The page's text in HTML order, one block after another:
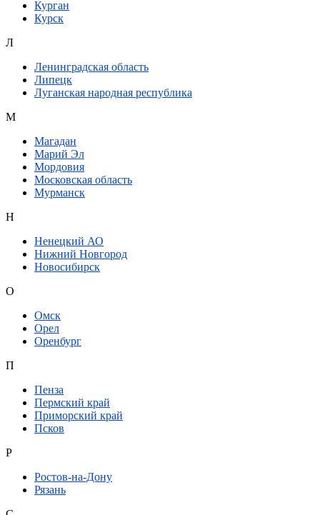
Курган
Курск
Л
Ленинградская область
Липецк
Луганская народная республика
М
Магадан
Марий Эл
Мордовия
Московская область
Мурманск
Н
Ненецкий АО
Нижний Новгород
Новосибирск
О
Омск
Орел
Оренбург
П
Пенза
Пермский край
Приморский край
Псков
Р
Ростов-на-Дону
Рязань